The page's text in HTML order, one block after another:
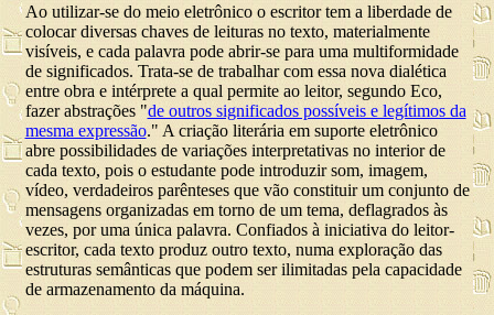
Ao utilizar-se do meio eletrônico o escritor tem a liberdade de
colocar diversas chaves de leituras no texto, materialmente
visíveis, e cada palavra pode abrir-se para uma multiformidade
de significados. Trata-se de trabalhar com essa nova dialética
entre obra e intérprete a qual permite ao leitor, segundo Eco,
fazer abstrações "de outros significados possíveis e legítimos da
mesma expressão." A criação literária em suporte eletrônico
abre possibilidades de variações interpretativas no interior de
cada texto, pois o estudante pode introduzir som, imagem,
vídeo, verdadeiros parênteses que vão constituir um conjunto de
mensagens organizadas em torno de um tema, deflagrados às
vezes, por uma única palavra. Confiados à iniciativa do leitor-
escritor, cada texto produz outro texto, numa exploração das
estruturas semânticas que podem ser ilimitadas pela capacidade
de armazenamento da máquina.